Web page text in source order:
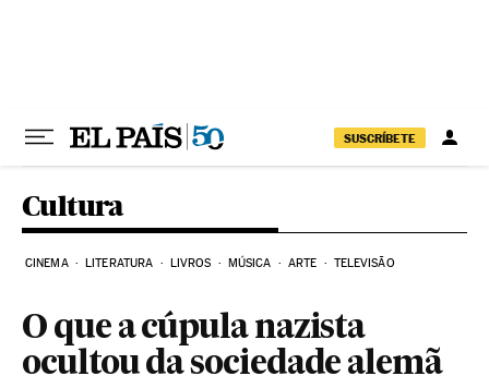
SUSCRÍBETE
Cultura
CINEMA LITERATURA LIVROS MÚSICA ARTE TELEVISÃO
O que a cúpula nazista
ocultou da sociedade alemã